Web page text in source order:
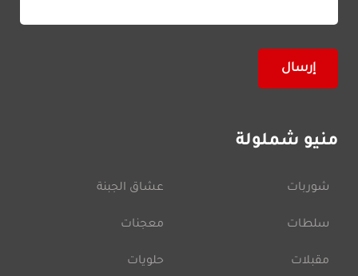
منيو شملولة
شوربات
سلطات
مقبلات
عشاق الجبنة
معجنات
حلويات